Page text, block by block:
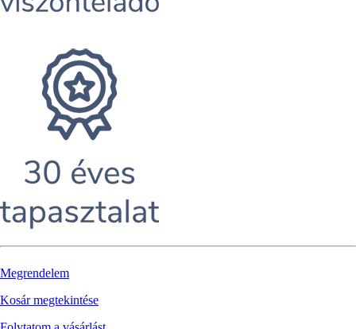
Megrendelem
Kosár megtekintése